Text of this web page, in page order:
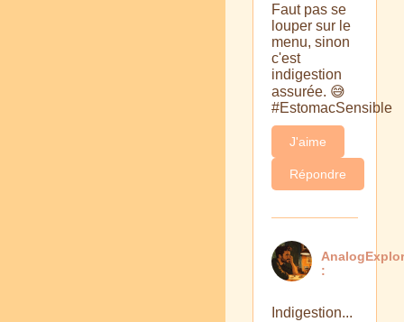
Faut pas se
louper sur le
menu, sinon
c'est
indigestion
assurée. 😅
#EstomacSensible
J'aime
Répondre
:
Indigestion...